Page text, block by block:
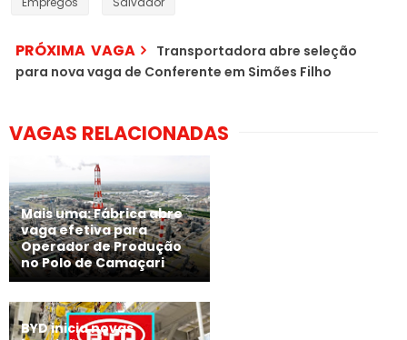
PRÓXIMA VAGA
Transportadora abre seleção
para nova vaga de Conferente em Simões Filho
VAGAS RELACIONADAS
Mais uma: Fábrica abre
vaga efetiva para
Operador de Produção
no Polo de Camaçari
BYD inicia novas